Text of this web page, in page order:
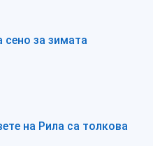
сено за зимата
на Рила са толкова